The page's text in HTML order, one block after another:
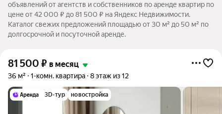
объявлений от агентств и собственников по аренде квартир по
цене от 42 000 ₽ до 81 500 ₽ на Яндекс Недвижимости.
Каталог свежих предложений площадью от 30 м² до 50 м² по
долгосрочной и посуточной аренде.
81 500 ₽ в месяц
36 м² 1-комн. квартира 8 этаж из 12
3D-тур новостройка